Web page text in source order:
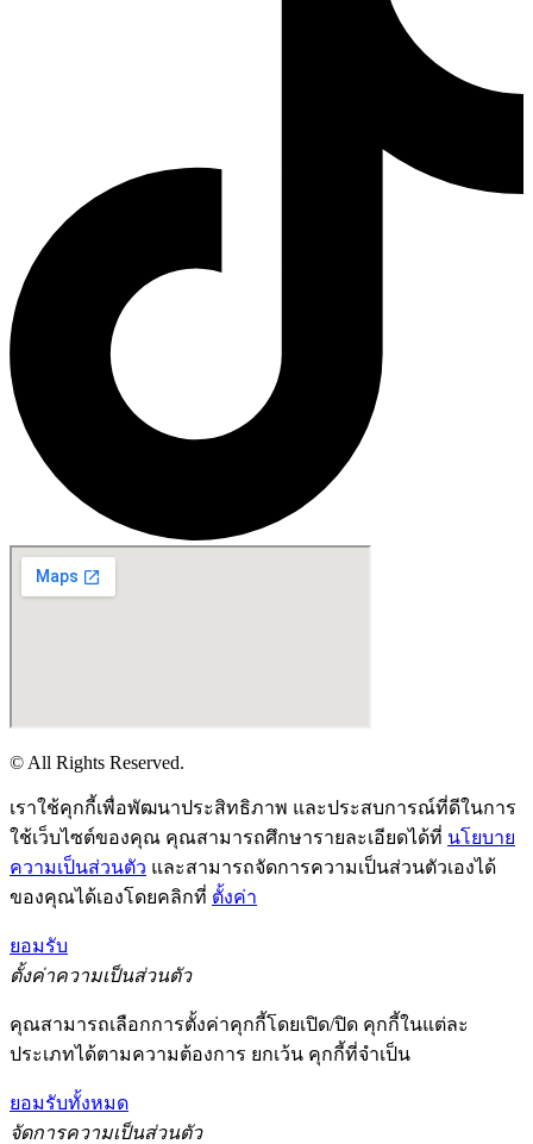
© All Rights Reserved.
เราใช้คุกกี้เพื่อพัฒนาประสิทธิภาพ และประสบการณ์ที่ดีในการ
ใช้เว็บไซต์ของคุณ คุณสามารถศึกษารายละเอียดได้ที่ นโยบาย
ความเป็นส่วนตัว และสามารถจัดการความเป็นส่วนตัวเองได้
ของคุณได้เองโดยคลิกที่ ตั้งค่า
ยอมรับ
ตั้งค่าความเป็นส่วนตัว
คุณสามารถเลือกการตั้งค่าคุกกี้โดยเปิด/ปิด คุกกี้ในแต่ละ
ประเภทได้ตามความต้องการ ยกเว้น คุกกี้ที่จำเป็น
ยอมรับทั้งหมด
จัดการความเป็นส่วนตัว